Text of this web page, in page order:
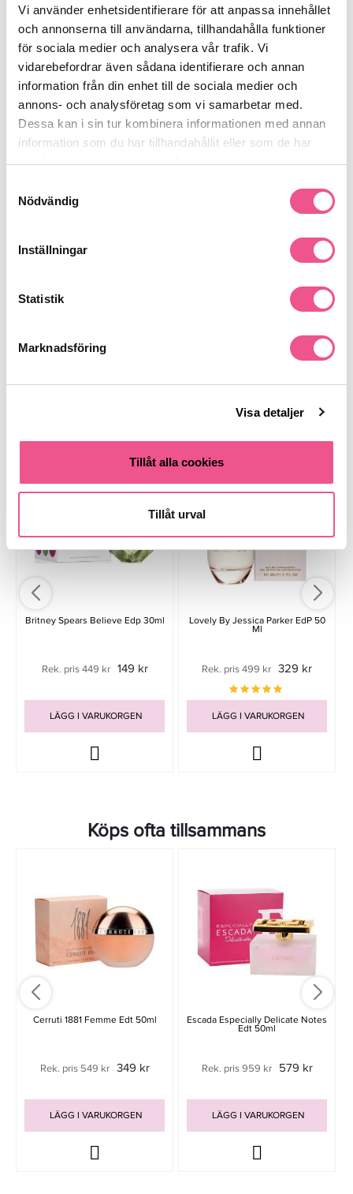
Vi använder enhetsidentifierare för att anpassa innehållet
och annonserna till användarna, tillhandahålla funktioner
för sociala medier och analysera vår trafik. Vi
vidarebefordrar även sådana identifierare och annan
information från din enhet till de sociala medier och
annons- och analysföretag som vi samarbetar med.
Dessa kan i sin tur kombinera informationen med annan
information som du har tillhandahållit eller som de har
samlat in när du har använt deras tjänster.
Nödvändig
Inställningar
Statistik
Marknadsföring
Visa detaljer
Tillåt alla cookies
Tillåt urval
långvarig doft som omger dig med elegans och charm under
hela dagen.
Giorgio Armani Sì Passione Éclat EdP är inte bara en doft – det
är ett uttryck av självsäkerhet och passion. Oavsett om du bär
den till vardags eller för speciella tillfällen, kommer den att
Upptäck din passion med denna 50 ml flaska av ren njutning
och stil. Beställ din flaska idag och låt din doft berätta din
historia.
Se mer
Britney Spears Believe Edp 30ml
Rek. pris 449 kr 149 kr
LÄGG I VARUKORGEN
Lovely By Jessica Parker EdP 50
Ml
Rek. pris 499 kr 329 kr
LÄGG I VARUKORGEN
Köps ofta tillsammans
Cerruti 1881 Femme Edt 50ml
Rek. pris 549 kr 349 kr
LÄGG I VARUKORGEN
Escada Especially Delicate Notes
Edt 50ml
Rek. pris 959 kr 579 kr
LÄGG I VARUKORGEN